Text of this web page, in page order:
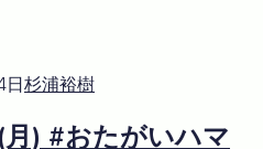
日杉浦裕樹
月) #おたがいハマ